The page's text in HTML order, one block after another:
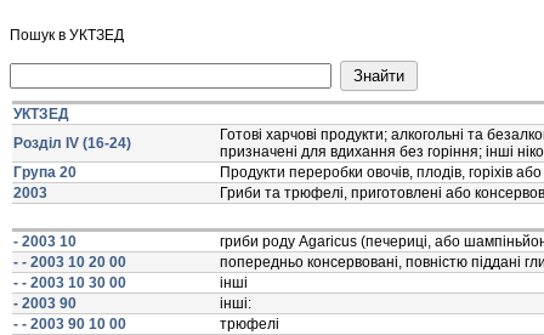
Пошук в УКТЗЕД
УКТЗЕД
Розділ IV (16-24)
Готовi харчовi продукти; алкогольнi та
призначенi для вдихання без горiння; iншi
Група 20
Продукти переробки овочiв, плодiв, горiхiв
2003
Гриби та трюфелi, приготовленi або
- 2003 10
гриби роду Аgaricus (печерицi, або
- - 2003 10 20 00
попередньо консервованi, повнiстю пiдданi
- - 2003 10 30 00
iншi
- 2003 90
iншi:
- - 2003 90 10 00
трюфелi